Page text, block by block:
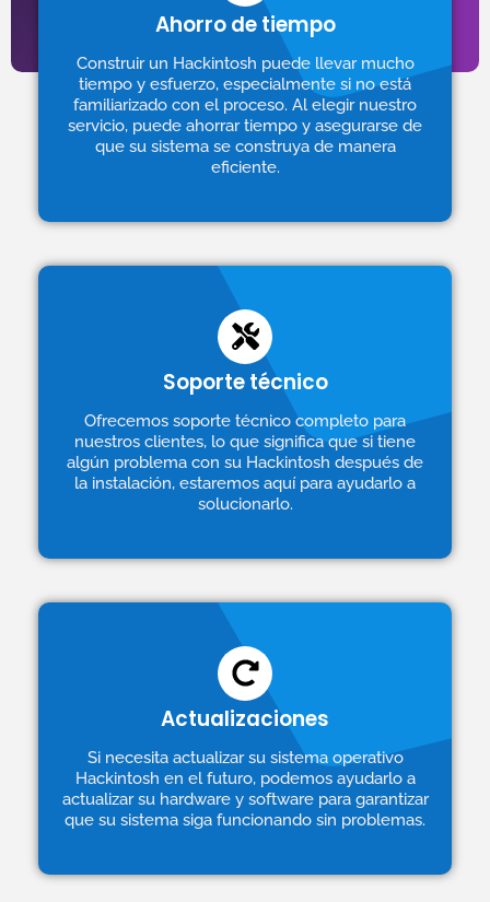
Ahorro de tiempo
Construir un Hackintosh puede llevar mucho
tiempo y esfuerzo, especialmente si no está
familiarizado con el proceso. Al elegir nuestro
servicio, puede ahorrar tiempo y asegurarse de
que su sistema se construya de manera
eficiente.
Soporte técnico
Ofrecemos soporte técnico completo para
nuestros clientes, lo que significa que si tiene
algún problema con su Hackintosh después de
la instalación, estaremos aquí para ayudarlo a
solucionarlo.
Actualizaciones
Si necesita actualizar su sistema operativo
Hackintosh en el futuro, podemos ayudarlo a
actualizar su hardware y software para garantizar
que su sistema siga funcionando sin problemas.